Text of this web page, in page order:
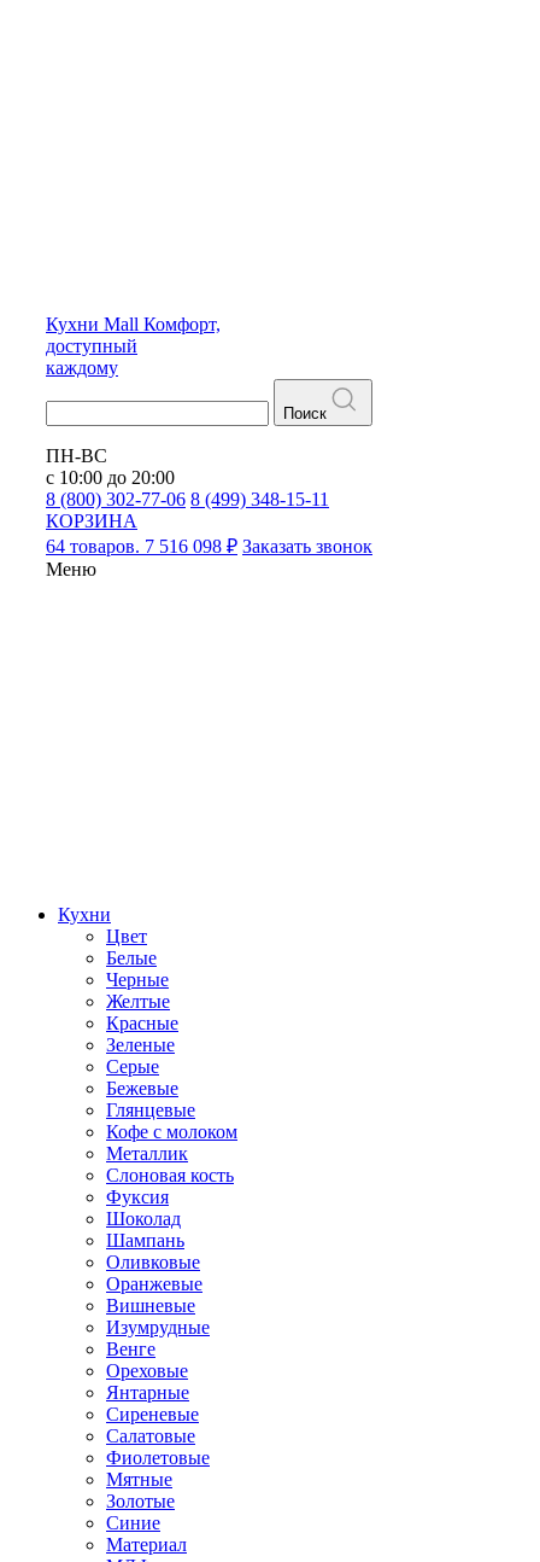
Кухни Mall Комфорт,
доступный
каждому
Поиск
ПН-ВС
с 10:00 до 20:00
8 (800) 302-77-06 8 (499) 348-15-11
КОРЗИНА
64 товаров. 7 516 098 ₽ Заказать звонок
Меню
Кухни
Цвет
Белые
Черные
Желтые
Красные
Зеленые
Серые
Бежевые
Глянцевые
Кофе с молоком
Металлик
Слоновая кость
Фуксия
Шоколад
Шампань
Оливковые
Оранжевые
Вишневые
Изумрудные
Венге
Ореховые
Янтарные
Сиреневые
Салатовые
Фиолетовые
Мятные
Золотые
Синие
Материал